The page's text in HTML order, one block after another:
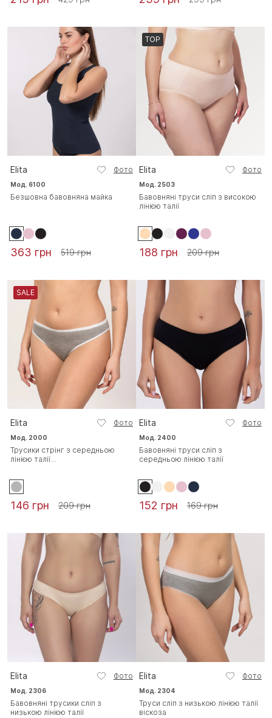
Elita Фото
Мод. 6100
Безшовна бавовняна майка
363 грн 519 грн
TOP
Elita Фото
Мод. 2503
Бавовняні труси сліп з високою
лінією талії
188 грн 209 грн
SALE
Elita Фото
Мод. 2000
Трусики стрінг з середньою
лінією талії...
146 грн 209 грн
Elita Фото
Мод. 2400
Бавовняні труси сліп з
середньою лінією талії
152 грн 169 грн
Elita Фото
Мод. 2306
Бавовняні трусики сліп з
низькою лінією талії
Elita Фото
Мод. 2304
Труси сліп з низькою лінією талії
віскоза